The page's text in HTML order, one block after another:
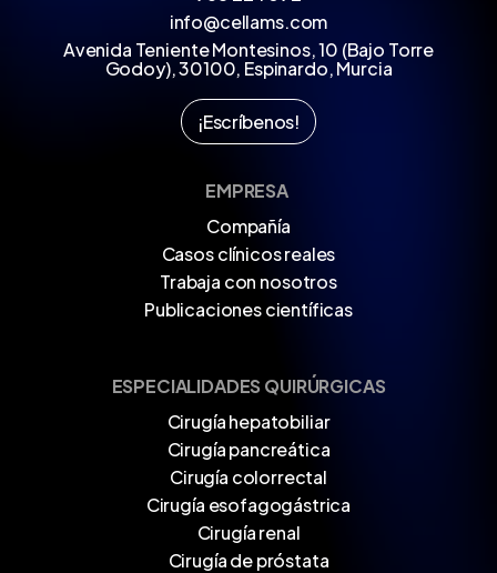
info@cellams.com
Avenida Teniente Montesinos, 10 (Bajo Torre
Godoy), 30100, Espinardo, Murcia
¡Escríbenos!
EMPRESA
Compañía
Casos clínicos reales
Trabaja con nosotros
Publicaciones científicas
ESPECIALIDADES QUIRÚRGICAS
Cirugía hepatobiliar
Cirugía pancreática
Cirugía colorrectal
Cirugía esofagogástrica
Cirugía renal
Cirugía de próstata